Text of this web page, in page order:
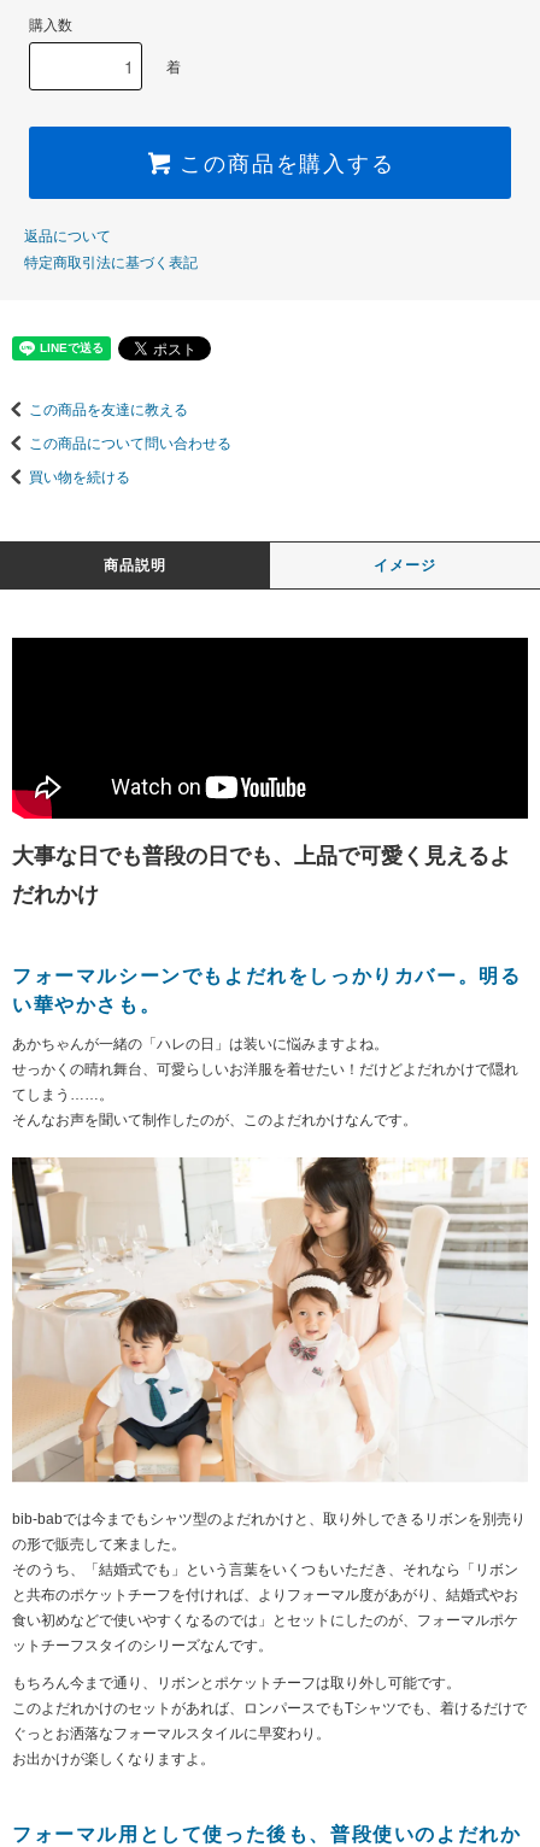
購入数
着
この商品を購入する
返品について
特定商取引法に基づく表記
この商品を友達に教える
この商品について問い合わせる
買い物を続ける
商品説明 イメージ
大事な日でも普段の日でも、上品で可愛く見えるよ
だれかけ
フォーマルシーンでもよだれをしっかりカバー。明る
い華やかさも。
あかちゃんが一緒の「ハレの日」は装いに悩みますよね。
せっかくの晴れ舞台、可愛らしいお洋服を着せたい！だけどよだれかけで隠れ
てしまう……。
そんなお声を聞いて制作したのが、このよだれかけなんです。
bib-babでは今までもシャツ型のよだれかけと、取り外しできるリボンを別売り
の形で販売して来ました。
そのうち、「結婚式でも」という言葉をいくつもいただき、それなら「リボン
と共布のポケットチーフを付ければ、よりフォーマル度があがり、結婚式やお
食い初めなどで使いやすくなるのでは」とセットにしたのが、フォーマルポケ
ットチーフスタイのシリーズなんです。
もちろん今まで通り、リボンとポケットチーフは取り外し可能です。
このよだれかけのセットがあれば、ロンパースでもTシャツでも、着けるだけで
ぐっとお洒落なフォーマルスタイルに早変わり。
お出かけが楽しくなりますよ。
フォーマル用として使った後も、普段使いのよだれか